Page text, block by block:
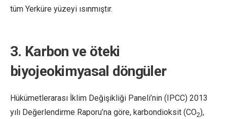
tüm Yerküre yüzeyi ısınmıştır.
3. Karbon ve öteki
biyojeokimyasal döngüler
Hükümetlerarası İklim Değişikliği Paneli’nin (IPCC) 2013
yılı Değerlendirme Raporu’na göre, karbondioksit (CO2),